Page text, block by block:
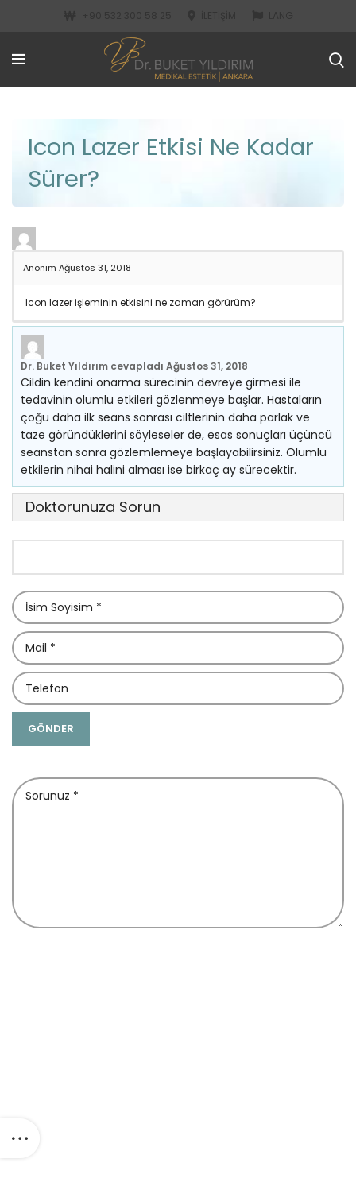
Icon Lazer Etkisi Ne Kadar
Sürer?
Anonim Ağustos 31, 2018
Icon lazer işleminin etkisini ne zaman görürüm?
Dr. Buket Yıldırım cevapladı Ağustos 31, 2018
Cildin kendini onarma sürecinin devreye girmesi ile
tedavinin olumlu etkileri gözlenmeye başlar. Hastaların
çoğu daha ilk seans sonrası ciltlerinin daha parlak ve
taze göründüklerini söyleseler de, esas sonuçları üçüncü
seanstan sonra gözlemlemeye başlayabilirsiniz. Olumlu
etkilerin nihai halini alması ise birkaç ay sürecektir.
Doktorunuza Sorun